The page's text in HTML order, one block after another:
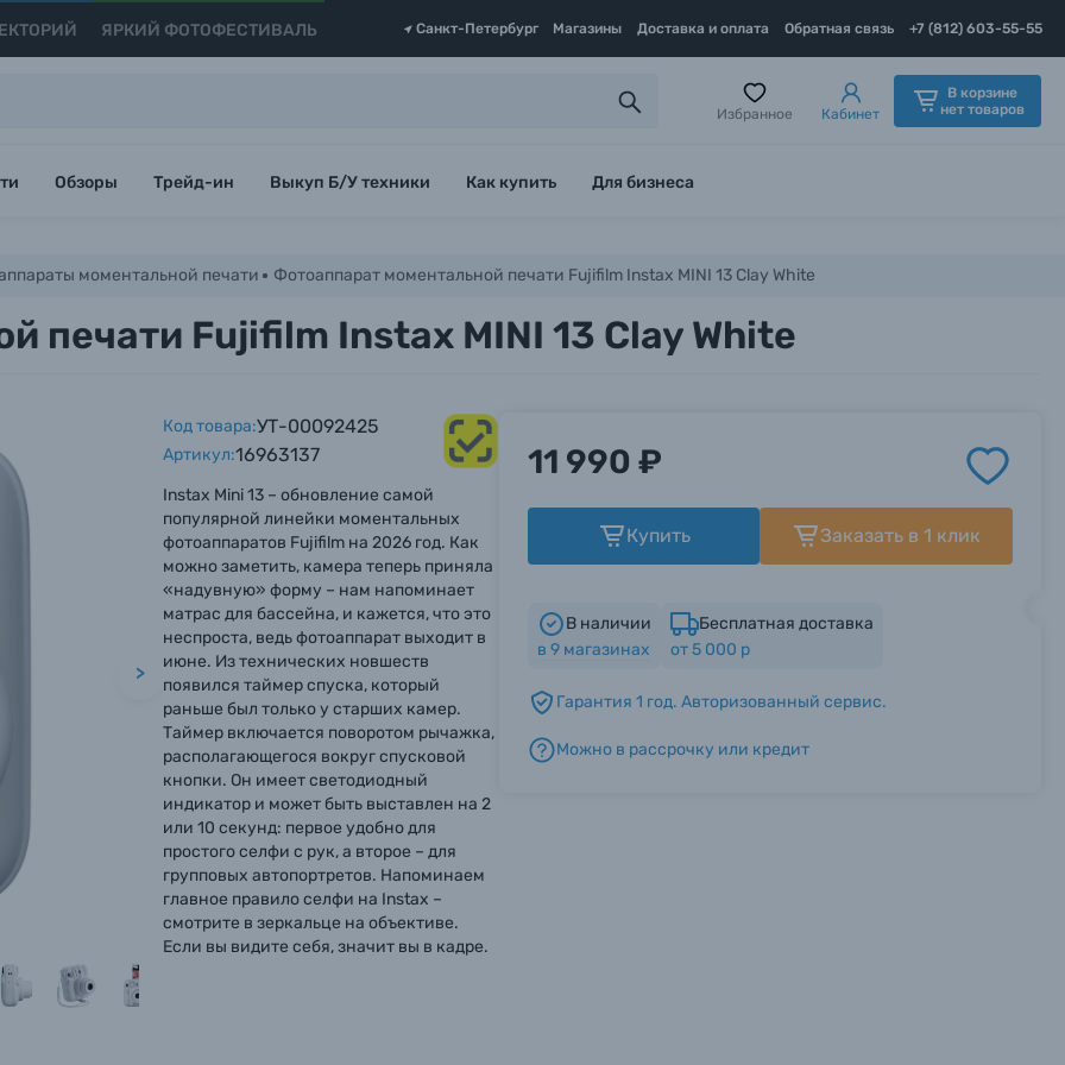
ЯРКИЙ ФОТОФЕСТИВАЛЬ Санкт-Петербург Магазины Доставка и оплата Обратная связь +7 (812) 603-55-55
Избранное Кабинет
В корзине
нет товаров
Обзоры Трейд-ин Выкуп Б/У техники Как купить Для бизнеса
моментальной печати Фотоаппарат моментальной печати Fujifilm Instax MINI 13 Clay White
печати Fujifilm Instax MINI 13 Clay White
>
Код товара:УТ-00092425
Артикул:16963137
Instax Mini 13 – обновление самой
популярной линейки моментальных
фотоаппаратов Fujifilm на 2026 год. Как
можно заметить, камера теперь приняла
«надувную» форму – нам напоминает
матрас для бассейна, и кажется, что это
неспроста, ведь фотоаппарат выходит в
июне. Из технических новшеств
появился таймер спуска, который
раньше был только у старших камер.
Таймер включается поворотом рычажка,
располагающегося вокруг спусковой
кнопки. Он имеет светодиодный
индикатор и может быть выставлен на 2
или 10 секунд: первое удобно для
простого селфи с рук, а второе – для
групповых автопортретов. Напоминаем
главное правило селфи на Instax –
смотрите в зеркальце на объективе.
Если вы видите себя, значит вы в кадре.
11 990 ₽
Купить Заказать в 1 клик
В наличии
в 9магазинах
Бесплатная доставка
от 5 000 р
Гарантия 1 год. Авторизованный сервис.
Можно в рассрочку или кредит